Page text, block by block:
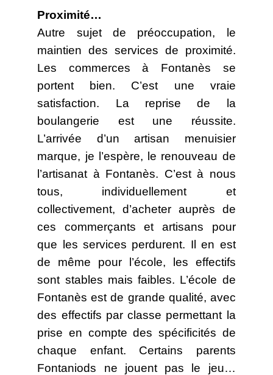
Proximité…
Autre sujet de préoccupation, le
maintien des services de proximité.
Les commerces à Fontanès se
portent bien. C’est une vraie
satisfaction. La reprise de la
boulangerie est une réussite.
L’arrivée d’un artisan menuisier
marque, je l’espère, le renouveau de
l’artisanat à Fontanès. C’est à nous
tous, individuellement et
collectivement, d’acheter auprès de
ces commerçants et artisans pour
que les services perdurent. Il en est
de même pour l’école, les effectifs
sont stables mais faibles. L’école de
Fontanès est de grande qualité, avec
des effectifs par classe permettant la
prise en compte des spécificités de
chaque enfant. Certains parents
Fontaniods ne jouent pas le jeu…